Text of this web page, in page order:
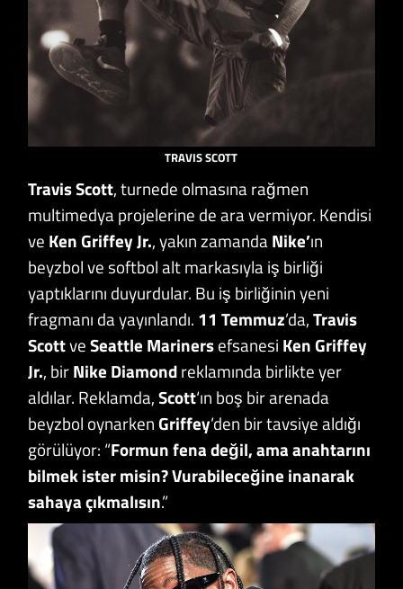
TRAVIS SCOTT
Travis Scott, turnede olmasına rağmen
multimedya projelerine de ara vermiyor. Kendisi
ve Ken Griffey Jr., yakın zamandaNike’ın
beyzbol ve softbol alt markasıyla iş birliği
yaptıklarını duyurdular. Bu iş birliğinin yeni
fragmanı da yayınlandı. 11 Temmuz’da,Travis
ScottveSeattle Marinersefsanesi Ken Griffey
Jr., birNike Diamondreklamında birlikte yer
aldılar. Reklamda,Scott‘ın boş bir arenada
beyzbol oynarkenGriffey’den bir tavsiye aldığı
görülüyor: “Formun fena değil, ama anahtarını
bilmek ister misin? Vurabileceğine inanarak
sahaya çıkmalısın.”